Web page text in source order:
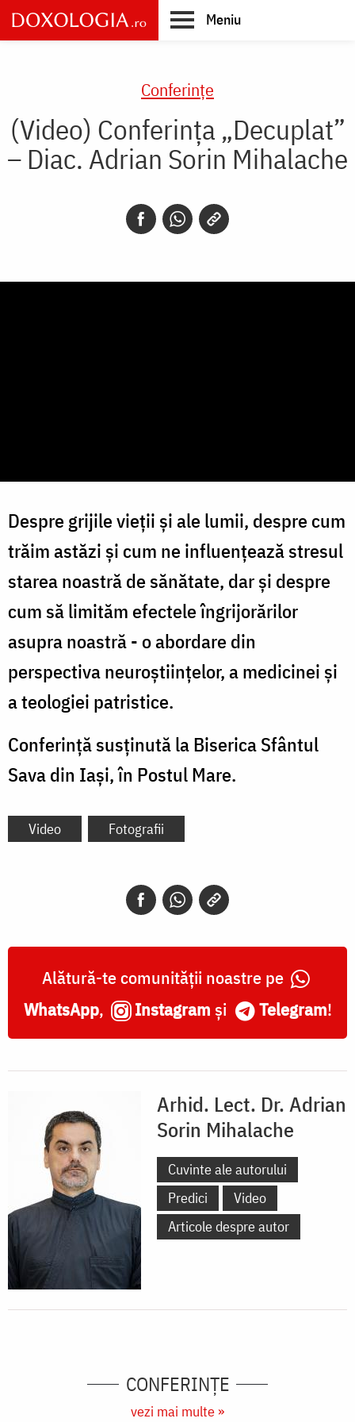
Skip
to
main
Meniu
Conferințe
(Video) Conferința „Decuplat”
– Diac. Adrian Sorin Mihalache
Despre grijile vieții și ale lumii, despre cum
trăim astăzi și cum ne influențează stresul
starea noastră de sănătate, dar și despre
cum să limităm efectele îngrijorărilor
asupra noastră - o abordare din
perspectiva neuroștiințelor, a medicinei și
a teologiei patristice.
Conferință susținută la Biserica Sfântul
Sava din Iași, în Postul Mare.
Video Fotografii
Alătură-te comunității noastre pe
WhatsApp, Instagram și Telegram!
Arhid. Lect. Dr. Adrian
Sorin Mihalache
Cuvinte ale autorului
Predici
Video
Articole despre autor
CONFERINȚE
vezi mai multe »